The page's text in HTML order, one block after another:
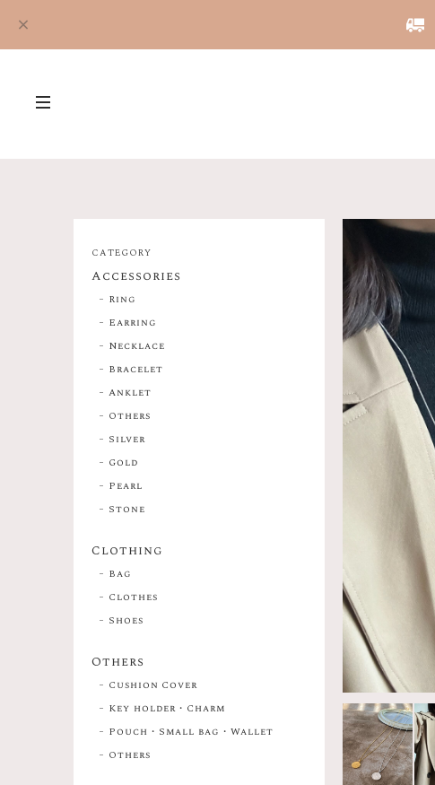
CATEGORY
Accessories
Ring
Earring
Necklace
Bracelet
Anklet
Others
Silver
Gold
Pearl
Stone
Clothing
Bag
Clothes
Shoes
Others
Cushion Cover
Key holder・Charm
Pouch・Small bag・Wallet
Others